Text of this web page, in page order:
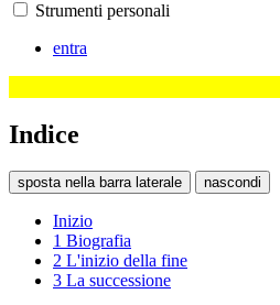
Strumenti personali
entra
Indice
sposta nella barra laterale nascondi
Inizio
1 Biografia
2 L'inizio della fine
3 La successione